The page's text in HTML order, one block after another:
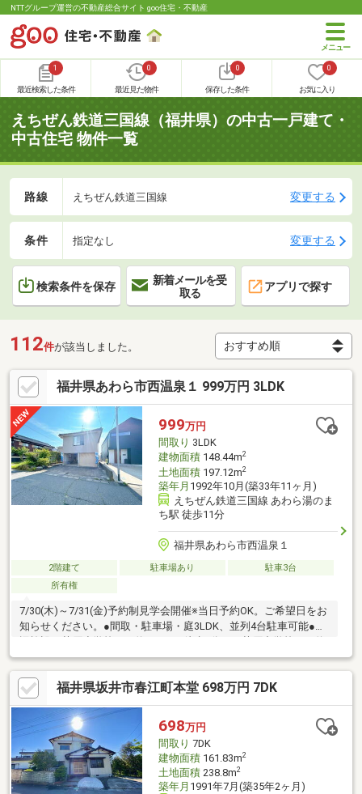
NTTグループ運営の不動産総合サイト goo住宅・不動産
1
最近検索した条件
0
最近見た物件
0
保存した条件
0
お気に入り
えちぜん鉄道三国線（福井県）の中古一戸建て・
中古住宅 物件一覧
路線 えちぜん鉄道三国線 変更する
条件 指定なし 変更する
検索条件を保存
新着メールを受
取る
アプリで探す
112件が該当しました。
福井県あわら市西温泉１ 999万円 3LDK
999万円
間取り 3LDK
建物面積148.44m2
土地面積197.12m2
築年月 1992年10月(築33年11ヶ月)
えちぜん鉄道三国線 あわら湯のま
ち駅 徒歩11分
福井県あわら市西温泉１
2階建て 駐車場あり
駐車3台
所有権
7/30(木)～7/31(金)予約制見学会開催※当日予約OK。ご希望日をお
知らせください。●間取・駐車場・庭3LDK、並列4台駐車可能●周
1800ｍ（徒歩23分）・ローソンあわら船津店まで約850m（徒歩
11分）●おすすめポイント白蟻防蟻工事施工後5年間保証。返済額
や融資可能額など、お客様のご希望に合わせてご提案。住宅ロー
ンが初めての方でもお気軽にご相談ください。※自社販売物件に
つき随時ご案内可能です。お電話かメールでご希望日時をお知ら
せください。
福井県坂井市春江町本堂 698万円 7DK
698万円
間取り 7DK
建物面積161.83m2
土地面積238.8m2
築年月 1991年7月(築35年2ヶ月)